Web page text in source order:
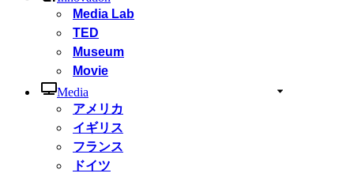
Media Lab
TED
Museum
Movie
Media
アメリカ
イギリス
フランス
ドイツ